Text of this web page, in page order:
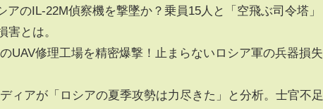
アのIL-22M偵察機を撃墜か？乗員15人と「空飛ぶ司令塔」
害とは。
UAV修理工場を精密爆撃！止まらないロシア軍の兵器損失
ィアが「ロシアの夏季攻勢は力尽きた」と分析。士官不足